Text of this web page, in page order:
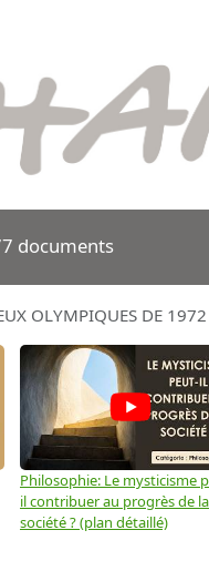
documents
OLYMPIQUES DE
Philosophie: Le mysticisme
il contribuer au progrès de la
société ? (plan détaillé)